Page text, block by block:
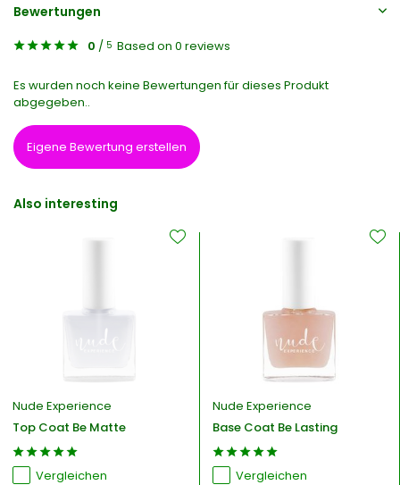
Bewertungen
0 / 5 Based on 0 reviews
Es wurden noch keine Bewertungen für dieses Produkt
abgegeben..
Eigene Bewertung erstellen
Also interesting
Nude Experience
Top Coat Be Matte
Vergleichen
Nude Experience
Base Coat Be Lasting
Vergleichen